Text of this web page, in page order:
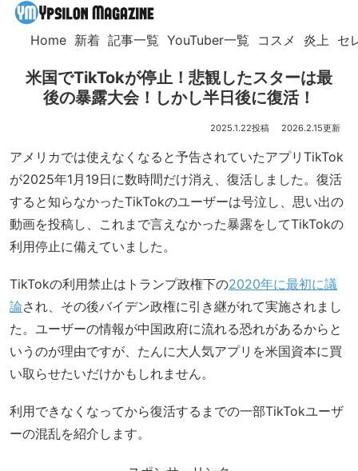
Home 新着 記事一覧 YouTuber一覧 コスメ 炎上 セ
米国でTikTokが停止！悲観したスターは最
後の暴露大会！しかし半日後に復活！
2025.1.22 2026.2.15
アメリカでは使えなくなると予告されていたアプリTikTok
が2025年1月19日に数時間だけ消え、復活しました。復活
すると知らなかったTikTokのユーザーは号泣し、思い出の
動画を投稿し、これまで言えなかった暴露をしてTikTokの
利用停止に備えていました。
TikTokの利用禁止はトランプ政権下の2020年に最初に議
論され、その後バイデン政権に引き継がれて実施されまし
た。ユーザーの情報が中国政府に流れる恐れがあるからと
いうのが理由ですが、たんに大人気アプリを米国資本に買
い取らせたいだけかもしれません。
利用できなくなってから復活するまでの一部TikTokユーザ
ーの混乱を紹介します。